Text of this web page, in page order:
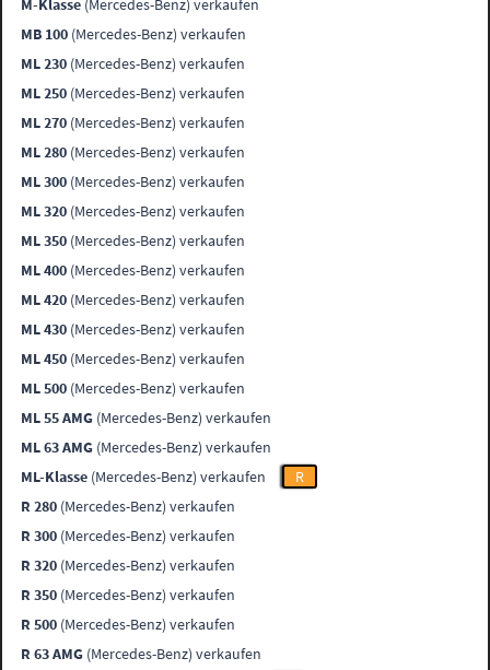
M-Klasse (Mercedes-Benz) verkaufen
MB 100 (Mercedes-Benz) verkaufen
ML 230 (Mercedes-Benz) verkaufen
ML 250 (Mercedes-Benz) verkaufen
ML 270 (Mercedes-Benz) verkaufen
ML 280 (Mercedes-Benz) verkaufen
ML 300 (Mercedes-Benz) verkaufen
ML 320 (Mercedes-Benz) verkaufen
ML 350 (Mercedes-Benz) verkaufen
ML 400 (Mercedes-Benz) verkaufen
ML 420 (Mercedes-Benz) verkaufen
ML 430 (Mercedes-Benz) verkaufen
ML 450 (Mercedes-Benz) verkaufen
ML 500 (Mercedes-Benz) verkaufen
ML 55 AMG (Mercedes-Benz) verkaufen
ML 63 AMG (Mercedes-Benz) verkaufen
ML-Klasse (Mercedes-Benz) verkaufen
R
R 280 (Mercedes-Benz) verkaufen
R 300 (Mercedes-Benz) verkaufen
R 320 (Mercedes-Benz) verkaufen
R 350 (Mercedes-Benz) verkaufen
R 500 (Mercedes-Benz) verkaufen
R 63 AMG (Mercedes-Benz) verkaufen